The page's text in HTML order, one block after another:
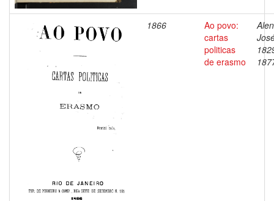
1866
Ao povo:
cartas
politicas
de erasmo